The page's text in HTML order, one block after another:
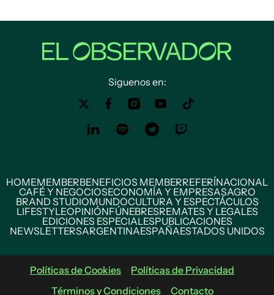
Siguenos en:
HOMEMEMBERBENEFICIOS MEMBERREFERÍNACIONAL
CAFÉ Y NEGOCIOSECONOMÍA Y EMPRESASAGRO
BRAND STUDIOMUNDOCULTURA Y ESPECTÁCULOS
LIFESTYLEOPINIÓNFÚNEBRESREMATES Y LEGALES
EDICIONES ESPECIALESPUBLICACIONES
NEWSLETTERSARGENTINAESPAÑAESTADOS UNIDOS
Políticas de Cookies
Políticas de Privacidad
Términos y Condiciones
Contacto